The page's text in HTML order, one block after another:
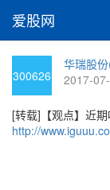
爱股网
300626
华瑞股
2017-
[转载]【观点】近
http://